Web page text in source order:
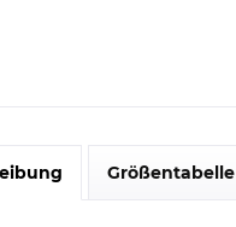
Größentabelle